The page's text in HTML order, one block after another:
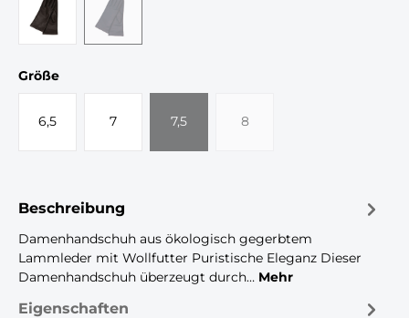
black
Größeauswählen
6,5 7 7,5(Diese Option ist zurzeit nicht verfügbar.)
8(Diese Option ist zurzeit nicht
Beschreibung
Damenhandschuh aus ökologisch gegerbtem
Lammleder mit Wollfutter Puristische Eleganz Dieser
Damenhandschuh überzeugt durch… Mehr
Eigenschaften